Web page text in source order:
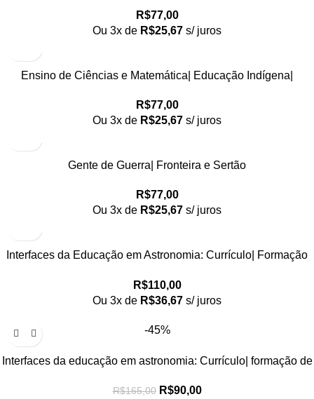
R$77,00
Ou 3x de R$25,67 s/ juros
Ensino de Ciências e Matemática| Educação Indígena|
R$77,00
Ou 3x de R$25,67 s/ juros
Gente de Guerra| Fronteira e Sertão
R$77,00
Ou 3x de R$25,67 s/ juros
Interfaces da Educação em Astronomia: Currículo| Formação
Reflexivos sobre a História da Astronomia no Ensino
R$110,00
Ou 3x de R$36,67 s/ juros
-45%
Interfaces da educação em astronomia: Currículo| formação de
na Prática de Ensino de Astronomia
R$165,00 R$90,00